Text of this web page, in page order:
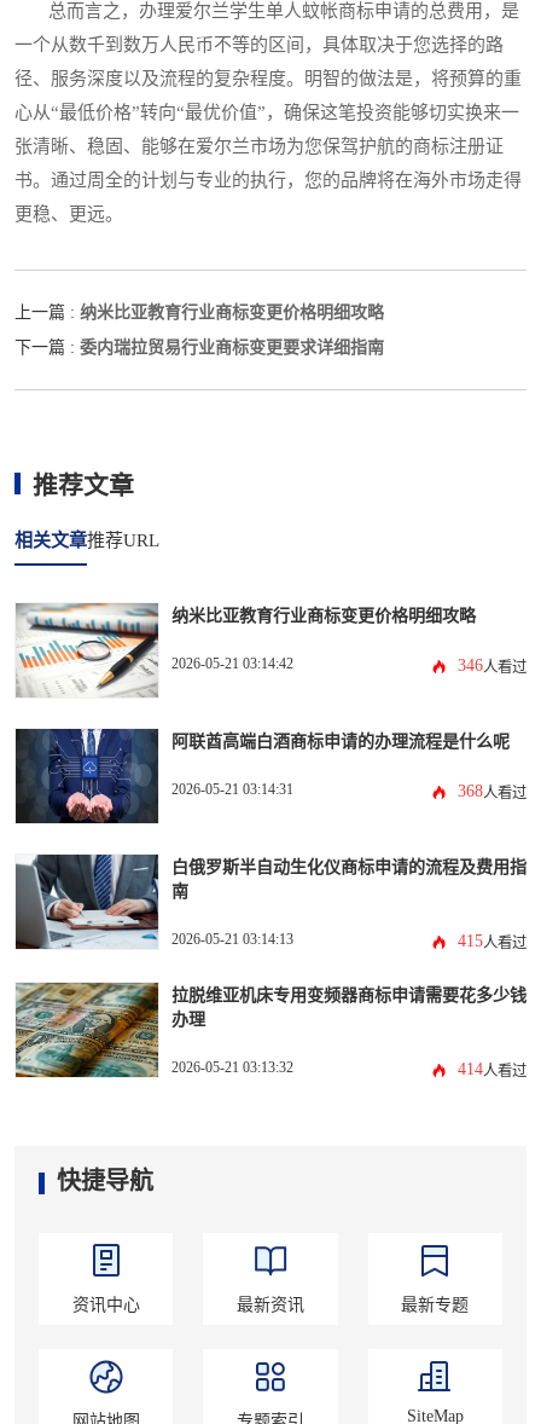
总而言之，办理爱尔兰学生单人蚊帐商标申请的总费用，是
一个从数千到数万人民币不等的区间，具体取决于您选择的路
径、服务深度以及流程的复杂程度。明智的做法是，将预算的重
心从“最低价格”转向“最优价值”，确保这笔投资能够切实换来一
张清晰、稳固、能够在爱尔兰市场为您保驾护航的商标注册证
书。通过周全的计划与专业的执行，您的品牌将在海外市场走得
更稳、更远。
上一篇 : 纳米比亚教育行业商标变更价格明细攻略
下一篇 : 委内瑞拉贸易行业商标变更要求详细指南
推荐文章
相关文章推荐URL
纳米比亚教育行业商标变更价格明细攻略
2026-05-21 03:14:42 346人看过
阿联酋高端白酒商标申请的办理流程是什么呢
2026-05-21 03:14:31 368人看过
白俄罗斯半自动生化仪商标申请的流程及费用指
南
2026-05-21 03:14:13 415人看过
拉脱维亚机床专用变频器商标申请需要花多少钱
办理
2026-05-21 03:13:32 414人看过
快捷导航
资讯中心 最新资讯 最新专题
SiteMap